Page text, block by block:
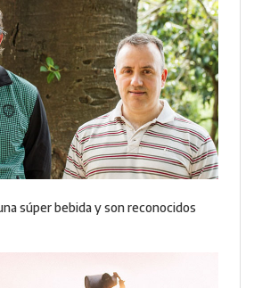
súper bebida y son reconocidos